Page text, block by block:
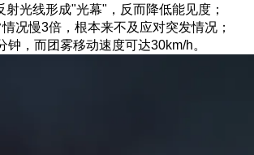
光线形成"光幕"，反而降低能见度；
况慢3倍，根本来不及应对突发情况；
钟，而团雾移动速度可达30km/h。